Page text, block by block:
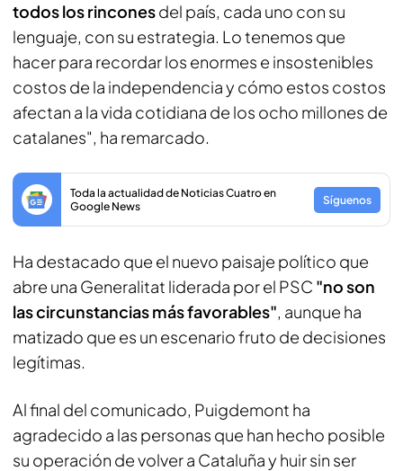
todos los rinconesdel país, cada uno con su
lenguaje, con su estrategia. Lo tenemos que
hacer para recordar los enormes e insostenibles
costos de la independencia y cómo estos costos
afectan a la vida cotidiana de los ocho millones de
catalanes", ha remarcado.
Toda la actualidad de Noticias Cuatro en
Google News
Síguenos
Ha destacado que el nuevo paisaje político que
abre una Generalitat liderada por el PSC "no son
las circunstancias más favorables", aunque ha
matizado que es un escenario fruto de decisiones
legítimas.
Al final del comunicado, Puigdemont ha
agradecido a las personas que han hecho posible
su operación de volver a Cataluña y huir sin ser